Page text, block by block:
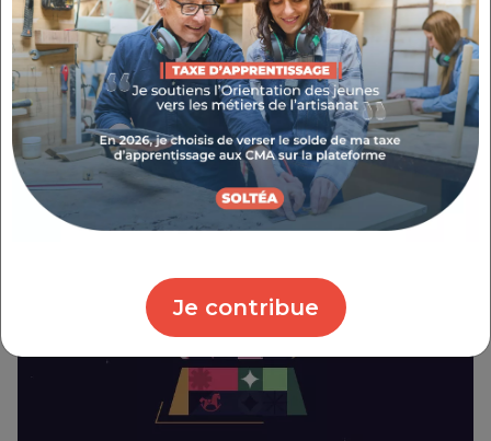
Je contribue
d'experts gratuits et booster votre
entreprise artisanale. Parce que votre
quotidien est au cœur de nos
préoccupations, la CMA Provence-Alpes-
Côte d'Azur lance une initiative inédite :
L'Artisanat Tour. Que vous soyez un artisan
installé ou un porteur de projet en pleine
création d’entreprise, nos équipes
d’experts se déplacent au plus près de
municipalités de la Région Sud. Notre
objectif ? Vous écouter, identifier vos
besoins et vous proposer des solutions sur-
mesure pour propulser votre activité.
L'Artisanat Tour c'est aussi l'occasion pour
la CMA de faire entendre votre voix et
Publié le : 25/06/2026